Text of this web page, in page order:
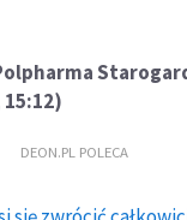
15:12)
DEON.PL POLECA